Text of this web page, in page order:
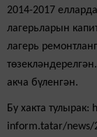
2014-2017
лагерьларын
лагерь
акча бүленгән.
Бу хакта
inform.tatar/news/